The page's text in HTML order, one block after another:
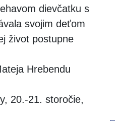
dievčatku s
svojim deťom
život postupne
Hrebendu
20.-21. storočie,